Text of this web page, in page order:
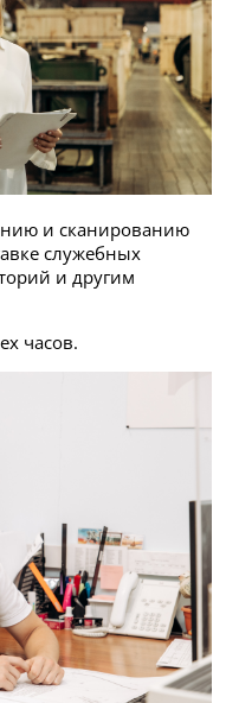
и сканированию
служебных
и другим
часов.